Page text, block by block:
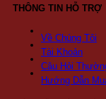
THÔNG TIN HỖ TRỢ
Về Chúng Tôi
Tài Khoản
Câu Hỏi
Hướng Dẫn